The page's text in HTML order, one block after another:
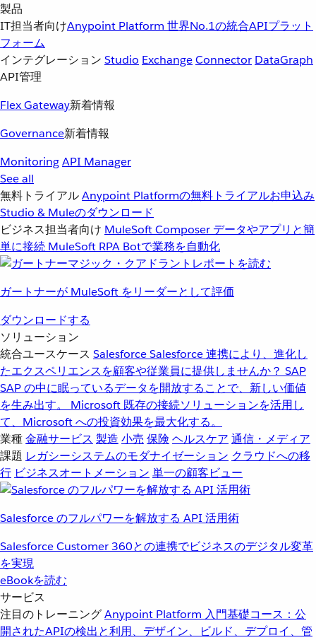
製品
IT担当者向けAnypoint Platform 世界No.1の統合APIプラット
フォーム
インテグレーション Studio ExchangeConnector DataGraph
API管理
Flex Gateway新着情報
Governance新着情報
MonitoringAPI Manager
See all
無料トライアルAnypoint Platformの無料トライアルお申込み
Studio & Muleのダウンロード
ビジネス担当者向け MuleSoft Composer データやアプリと簡
単に接続 MuleSoft RPA Botで業務を自動化
ガートナーが MuleSoft をリーダーとして評価
ダウンロードする
ソリューション
統合ユースケース SalesforceSalesforce 連携により、進化し
たエクスペリエンスを顧客や従業員に提供しませんか？ SAP
SAP の中に眠っているデータを開放することで、新しい価値
を生み出す。
Microsoft 既存の接続ソリューションを活用し
て、Microsoft への投資効果を最大化する。
業種金融サービス 製造 小売 保険 ヘルスケア 通信・メディア
課題 レガシーシステムのモダナイゼーション クラウドへの移
行 ビジネスオートメーション 単一の顧客ビュー
Salesforce のフルパワーを解放する API 活用術
Salesforce Customer 360との連携でビジネスのデジタル変革
を実現
eBookを読む
サービス
注目のトレーニングAnypoint Platform 入門基礎コース：公
開されたAPIの検出と利用、デザイン、ビルド、デプロイ、管